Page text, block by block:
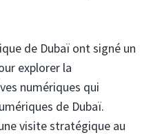
de Dubaï ont signé un
explorer la
numériques qui
de Dubaï.
visite stratégique au